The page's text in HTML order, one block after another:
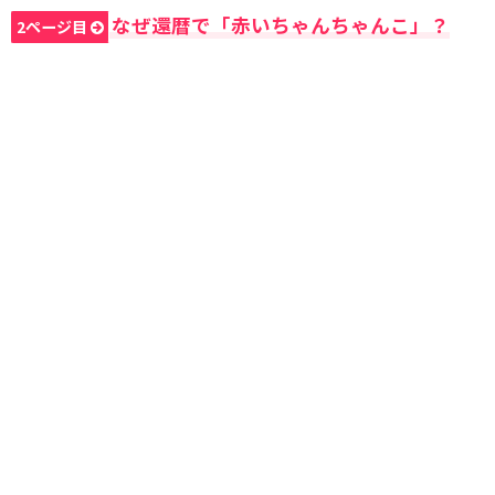
2ページ目 なぜ還暦で「赤いちゃんちゃんこ」？